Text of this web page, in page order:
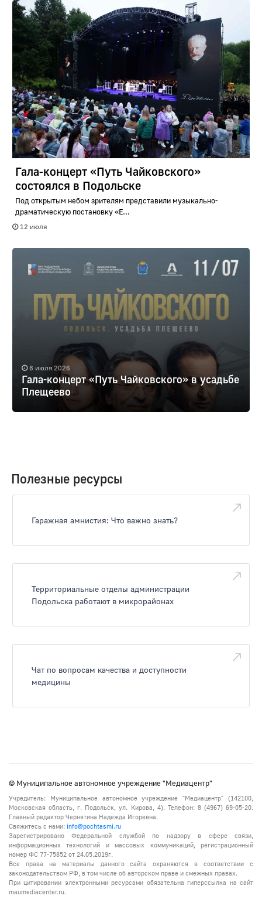
Гала-концерт «Путь Чайковского»
состоялся в Подольске
Под открытым небом зрителям представили музыкально-
драматическую постановку «Е...
12 июля
8 июля 2026
Гала-концерт «Путь Чайковского» в усадьбе
Плещеево
Полезные ресурсы
Гаражная амнистия: Что важно знать?
Территориальные отделы администрации
Подольска работают в микрорайонах
Чат по вопросам качества и доступности
медицины
© Муниципальное автономное учреждение "Медиацентр"
Учредитель: Муниципальное автономное учреждение "Медиацентр" (142100,
Московская область, г. Подольск, ул. Кирова, 4). Телефон: 8 (4967) 69-05-20.
Главный редактор Чернятина Надежда Игоревна.
Свяжитесь с нами: info@pochtasmi.ru
Зарегистрировано Федеральной службой по надзору в сфере связи,
информационных технологий и массовых коммуникаций, регистрационный
номер ФС 77-75852 от 24.05.2019г.
Все права на материалы данного сайта охраняются в соответствии с
законодательством РФ, в том числе об авторском праве и смежных правах.
При цитировании электронными ресурсами обязательна гиперссылка на сайт
maumediacenter.ru.